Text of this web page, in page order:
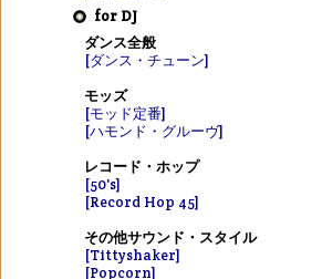
for DJ
ダンス全般
[ダンス・チューン]
モッズ
[モッド定番]
[ハモンド・グルーヴ]
レコード・ホップ
[50's]
[Record Hop 45]
その他サウンド・スタイル
[Tittyshaker]
[Popcorn]